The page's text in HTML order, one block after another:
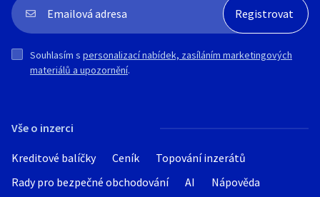
Vše o inzerci
Kreditové balíčky Ceník
Topování inzerátů
Rady pro bezpečné obchodování
AI
Nápověda
Souhlasím s personalizací nabídek, zasíláním marketingových
materiálů a upozornění.